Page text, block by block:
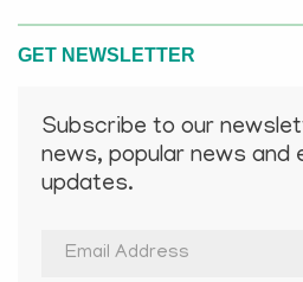
GET NEWSLETTER
Subscribe to our
news, popular news and
updates.